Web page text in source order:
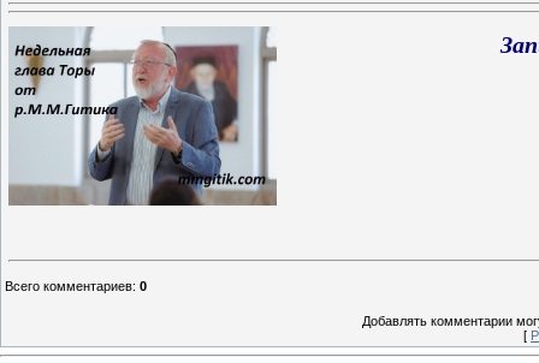
Всего комментариев: 0
Добавлять комментарии
[